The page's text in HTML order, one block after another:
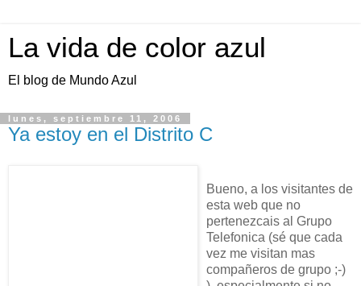
La vida de color azul
El blog de Mundo Azul
lunes, septiembre 11, 2006
Ya estoy en el Distrito C
Bueno, a los visitantes de
esta web que no
pertenezcais al Grupo
Telefonica (sé que cada
vez me visitan mas
compañeros de grupo ;-)